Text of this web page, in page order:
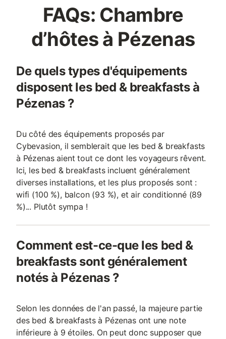
FAQs: Chambre
d’hôtes à Pézenas
De quels types d'équipements
disposent les bed & breakfasts à
Pézenas ?
Du côté des équipements proposés par
Cybevasion, il semblerait que les bed & breakfasts
à Pézenas aient tout ce dont les voyageurs rêvent.
Ici, les bed & breakfasts incluent généralement
diverses installations, et les plus proposés sont :
wifi (100 %), balcon (93 %), et air conditionné (89
%)... Plutôt sympa !
Comment est-ce-que les bed &
breakfasts sont généralement
notés à Pézenas ?
Selon les données de l'an passé, la majeure partie
des bed & breakfasts à Pézenas ont une note
inférieure à 9 étoiles. On peut donc supposer que